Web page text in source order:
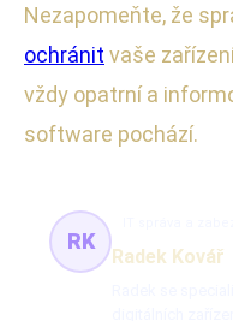
Nezapomeňte, že
ochránit vaše
vždy opatrní a
software pochází.
RK
Radek Kovář